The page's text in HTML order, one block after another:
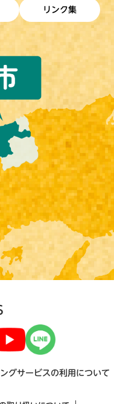
リンク集
グサービスの利用について